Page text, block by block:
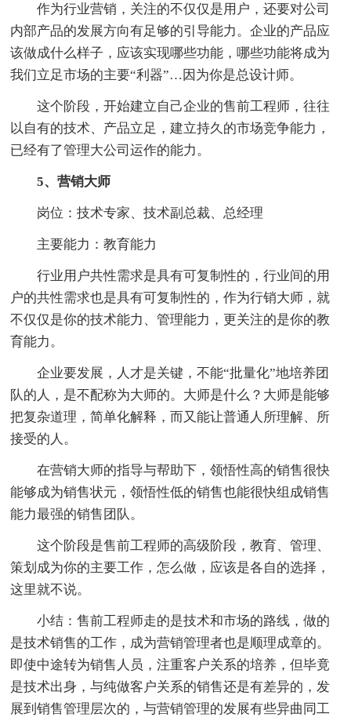
作为行业营销，关注的不仅仅是用户，还要对公司
内部产品的发展方向有足够的引导能力。企业的产品应
该做成什么样子，应该实现哪些功能，哪些功能将成为
我们立足市场的主要“利器”…因为你是总设计师。
这个阶段，开始建立自己企业的售前工程师，往往
以自有的技术、产品立足，建立持久的市场竞争能力，
已经有了管理大公司运作的能力。
5、营销大师
岗位：技术专家、技术副总裁、总经理
主要能力：教育能力
行业用户共性需求是具有可复制性的，行业间的用
户的共性需求也是具有可复制性的，作为行销大师，就
不仅仅是你的技术能力、管理能力，更关注的是你的教
育能力。
企业要发展，人才是关键，不能“批量化”地培养团
队的人，是不配称为大师的。大师是什么？大师是能够
把复杂道理，简单化解释，而又能让普通人所理解、所
接受的人。
在营销大师的指导与帮助下，领悟性高的销售很快
能够成为销售状元，领悟性低的销售也能很快组成销售
能力最强的销售团队。
这个阶段是售前工程师的高级阶段，教育、管理、
策划成为你的主要工作，怎么做，应该是各自的选择，
这里就不说。
小结：售前工程师走的是技术和市场的路线，做的
是技术销售的工作，成为营销管理者也是顺理成章的。
即使中途转为销售人员，注重客户关系的培养，但毕竟
是技术出身，与纯做客户关系的销售还是有差异的，发
展到销售管理层次的，与营销管理的发展有些异曲同工